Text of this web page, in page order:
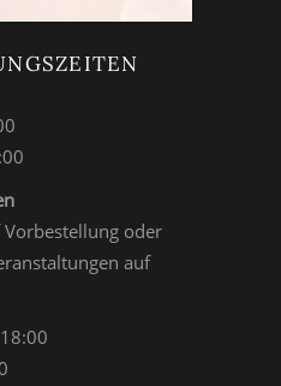
oder
auf